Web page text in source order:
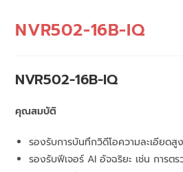
NVR502-16B-IQ
NVR502-16B-IQ
คุณสมบัติ
รองรับการบันทึกวิดีโอความละเอียดสู
รองรับฟีเจอร์ AI อัจฉริยะ เช่น การต